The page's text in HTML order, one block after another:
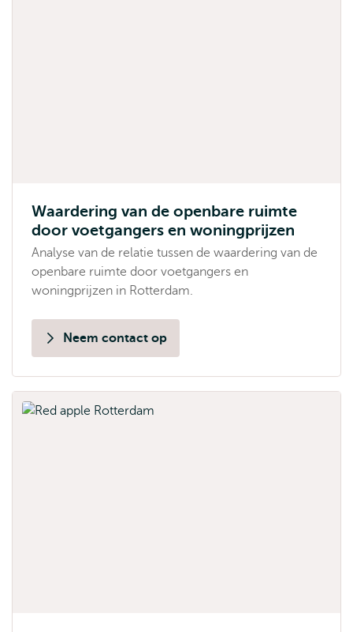
Waardering van de openbare ruimte
door voetgangers en woningprijzen
Analyse van de relatie tussen de waardering van de
openbare ruimte door voetgangers en
woningprijzen in Rotterdam.
Neem contact op